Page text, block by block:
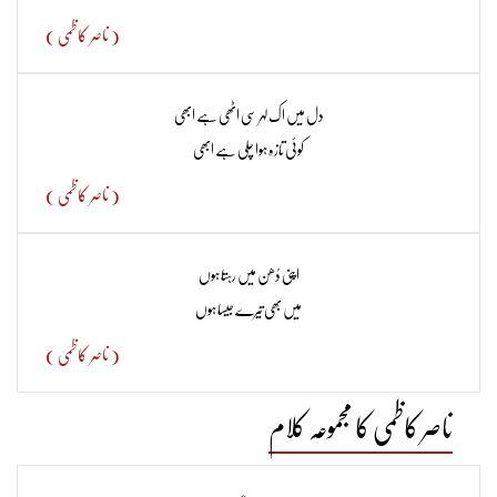
( ناصر کاظمی )
دل میں اک لہر سی اٹھی ہے ابھی
کوئی تازہ ہوا چلی ہے ابھی
( ناصر کاظمی )
اپنی دُھن میں رہتا ہوں
میں بھی تیرے جیسا ہوں
( ناصر کاظمی )
ناصر کاظمی کا مجموعہ کلام